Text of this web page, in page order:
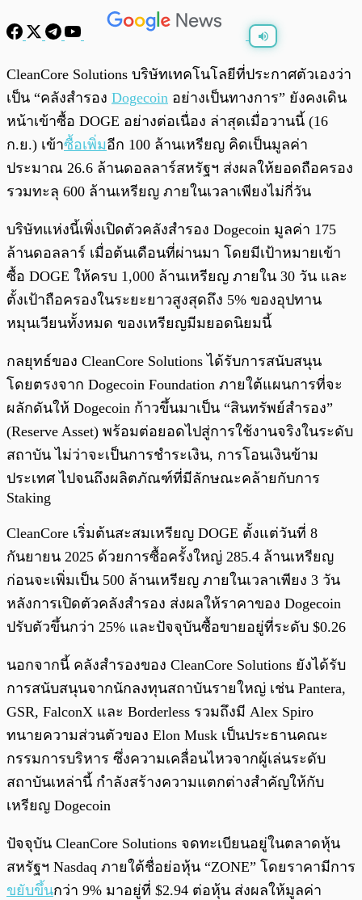
/
CleanCore Solutions บริษัทเทคโนโลยีที่ประกาศตัวเองว่า
เป็น “คลังสำรอง Dogecoin อย่างเป็นทางการ” ยังคงเดิน
หน้าเข้าซื้อ DOGE อย่างต่อเนื่อง ล่าสุดเมื่อวานนี้ (16
ก.ย.) เข้าซื้อเพิ่มอีก 100 ล้านเหรียญ คิดเป็นมูลค่า
ประมาณ 26.6 ล้านดอลลาร์สหรัฐฯ ส่งผลให้ยอดถือครอง
รวมทะลุ 600 ล้านเหรียญ ภายในเวลาเพียงไม่กี่วัน
บริษัทแห่งนี้เพิ่งเปิดตัวคลังสำรอง Dogecoin มูลค่า 175
ล้านดอลลาร์ เมื่อต้นเดือนที่ผ่านมา โดยมีเป้าหมายเข้า
ซื้อ DOGE ให้ครบ 1,000 ล้านเหรียญ ภายใน 30 วัน และ
ตั้งเป้าถือครองในระยะยาวสูงสุดถึง 5% ของอุปทาน
หมุนเวียนทั้งหมด ของเหรียญมีมยอดนิยมนี้
กลยุทธ์ของ CleanCore Solutions ได้รับการสนับสนุน
โดยตรงจาก Dogecoin Foundation ภายใต้แผนการที่จะ
ผลักดันให้ Dogecoin ก้าวขึ้นมาเป็น “สินทรัพย์สำรอง”
(Reserve Asset) พร้อมต่อยอดไปสู่การใช้งานจริงในระดับ
สถาบัน ไม่ว่าจะเป็นการชำระเงิน, การโอนเงินข้าม
ประเทศ ไปจนถึงผลิตภัณฑ์ที่มีลักษณะคล้ายกับการ
Staking
CleanCore เริ่มต้นสะสมเหรียญ DOGE ตั้งแต่วันที่ 8
กันยายน 2025 ด้วยการซื้อครั้งใหญ่ 285.4 ล้านเหรียญ
ก่อนจะเพิ่มเป็น 500 ล้านเหรียญ ภายในเวลาเพียง 3 วัน
หลังการเปิดตัวคลังสำรอง ส่งผลให้ราคาของ Dogecoin
ปรับตัวขึ้นกว่า 25% และปัจจุบันซื้อขายอยู่ที่ระดับ $0.26
นอกจากนี้ คลังสำรองของ CleanCore Solutions ยังได้รับ
การสนับสนุนจากนักลงทุนสถาบันรายใหญ่ เช่น Pantera,
GSR, FalconX และ Borderless รวมถึงมี Alex Spiro
ทนายความส่วนตัวของ Elon Musk เป็นประธานคณะ
กรรมการบริหาร ซึ่งความเคลื่อนไหวจากผู้เล่นระดับ
สถาบันเหล่านี้ กำลังสร้างความแตกต่างสำคัญให้กับ
เหรียญ Dogecoin
ปัจจุบัน CleanCore Solutions จดทะเบียนอยู่ในตลาดหุ้น
สหรัฐฯ Nasdaq ภายใต้ชื่อย่อหุ้น “ZONE” โดยราคามีการ
ขยับขึ้นกว่า 9% มาอยู่ที่ $2.94 ต่อหุ้น ส่งผลให้มูลค่า